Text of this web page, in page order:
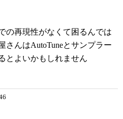
の再現性がなくて困るんでは
さんはAutoTuneとサンプラー
とよいかもしれません